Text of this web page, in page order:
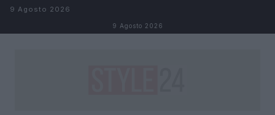
Salta al contenuto
9 Agosto 2026
9 Agosto 2026